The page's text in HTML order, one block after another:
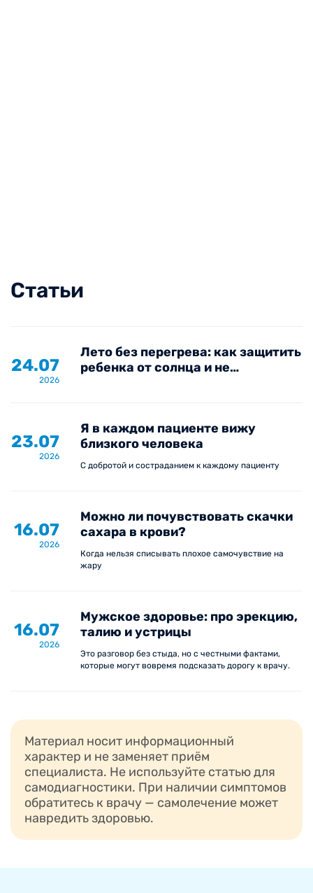
Статьи
24.07
2026
Лето без перегрева: как защитить
ребенка от солнца и не
23.07
2026
Я в каждом пациенте вижу
близкого человека
С добротой и состраданием к каждому пациенту
16.07
2026
Можно ли почувствовать скачки
сахара в крови?
Когда нельзя списывать плохое самочувствие на
жару
16.07
2026
Мужское здоровье: про эрекцию,
талию и устрицы
Это разговор без стыда, но с честными фактами,
которые могут вовремя подсказать дорогу к врачу.
Материал носит информационный
характер и не заменяет приём
специалиста. Не используйте статью для
самодиагностики. При наличии симптомов
обратитесь к врачу — самолечение может
навредить здоровью.